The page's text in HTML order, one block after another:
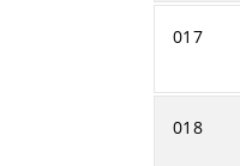
017
018